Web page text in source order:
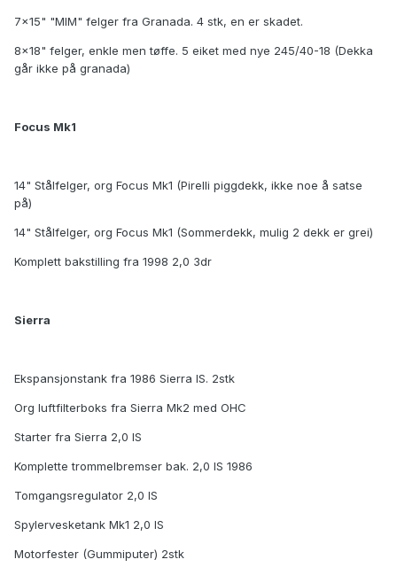
7x15" "MIM" felger fra Granada. 4 stk, en er skadet.
8x18" felger, enkle men tøffe. 5 eiket med nye 245/40-18 (Dekka
går ikke på granada)
Focus Mk1
14" Stålfelger, org Focus Mk1 (Pirelli piggdekk, ikke noe å satse
på)
14" Stålfelger, org Focus Mk1 (Sommerdekk, mulig 2 dekk er grei)
Komplett bakstilling fra 1998 2,0 3dr
Sierra
Ekspansjonstank fra 1986 Sierra IS. 2stk
Org luftfilterboks fra Sierra Mk2 med OHC
Starter fra Sierra 2,0 IS
Komplette trommelbremser bak. 2,0 IS 1986
Tomgangsregulator 2,0 IS
Spylervesketank Mk1 2,0 IS
Motorfester (Gummiputer) 2stk